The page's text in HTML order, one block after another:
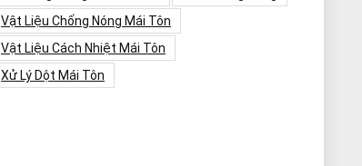
Vật Liệu Chống Nóng Mái Tôn
Vật Liệu Cách Nhiệt Mái Tôn
Xử Lý Dột Mái Tôn